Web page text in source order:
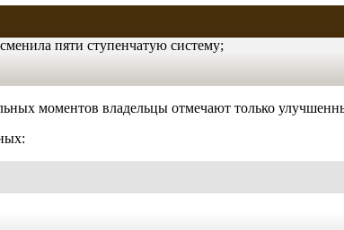
пяти ступенчатую систему;
моментов владельцы отмечают только